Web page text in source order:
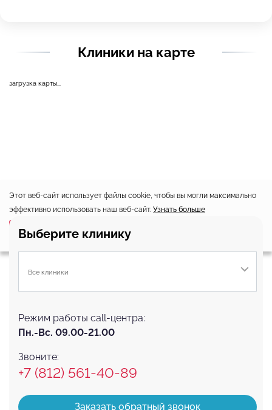
Клиники на карте
Выберите клинику
Все клиники
Режим работы call-центра:
Пн.-Вс. 09.00-21.00
Звоните:
+7 (812) 561-40-89
Заказать обратный звонок
загрузка карты...
Этот веб-сайт использует файлы cookie, чтобы вы могли максимально
эффективно использовать наш веб-сайт. Узнать больше
Выберите настройки cookie
Минимальные
Соглашаюсь Подробнее